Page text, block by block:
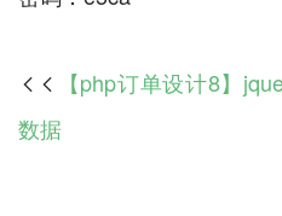

【php订单设计8】
数据